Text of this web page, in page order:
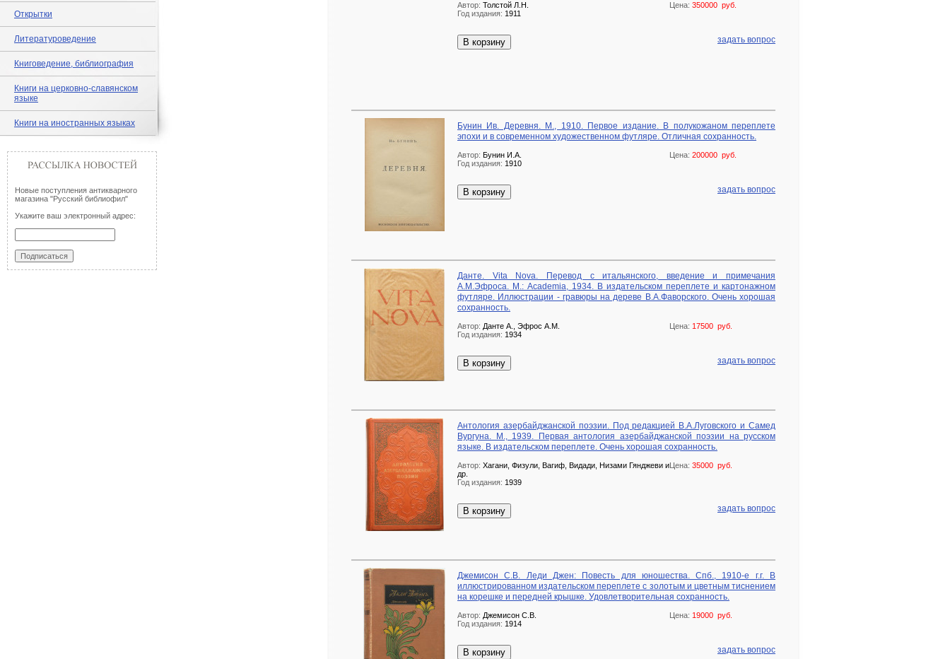
Открытки
Литературоведение
Книговедение, библиография
Книги на церковно-славянском
языке
Книги на иностранных языках
Новые поступления антикварного
магазина "Русский библиофил"
Укажите ваш электронный адрес:
Цена: 350000 руб.
Автор: Толстой Л.Н.
Год издания: 1911
В корзину задать вопрос
Бунин Ив. Деревня. М., 1910. Первое издание. В полукожаном переплете
эпохи и в современном художественном футляре. Отличная сохранность.
Цена: 200000 руб.
Автор: Бунин И.А.
Год издания: 1910
В корзину задать вопрос
Данте. Vita Nova. Перевод с итальянского, введение и примечания
А.М.Эфроса. М.: Academia, 1934. В издательском переплете и картонажном
футляре. Иллюстрации - гравюры на дереве В.А.Фаворского. Очень хорошая
сохранность.
Цена: 17500 руб.
Автор: Данте А., Эфрос А.М.
Год издания: 1934
В корзину задать вопрос
Антология азербайджанской поэзии. Под редакцией В.А.Луговского и Самед
Вургуна. М., 1939. Первая антология азербайджанской поэзии на русском
языке. В издательском переплете. Очень хорошая сохранность.
Цена: 35000 руб.
Автор: Хагани, Физули, Вагиф, Видади, Низами Гянджеви и
др.
Год издания: 1939
В корзину задать вопрос
Джемисон С.В. Леди Джен: Повесть для юношества. Спб., 1910-е г.г. В
иллюстрированном издательском переплете с золотым и цветным тиснением
на корешке и передней крышке. Удовлетворительная сохранность.
Цена: 19000 руб.
Автор: Джемисон С.В.
Год издания: 1914
В корзину задать вопрос